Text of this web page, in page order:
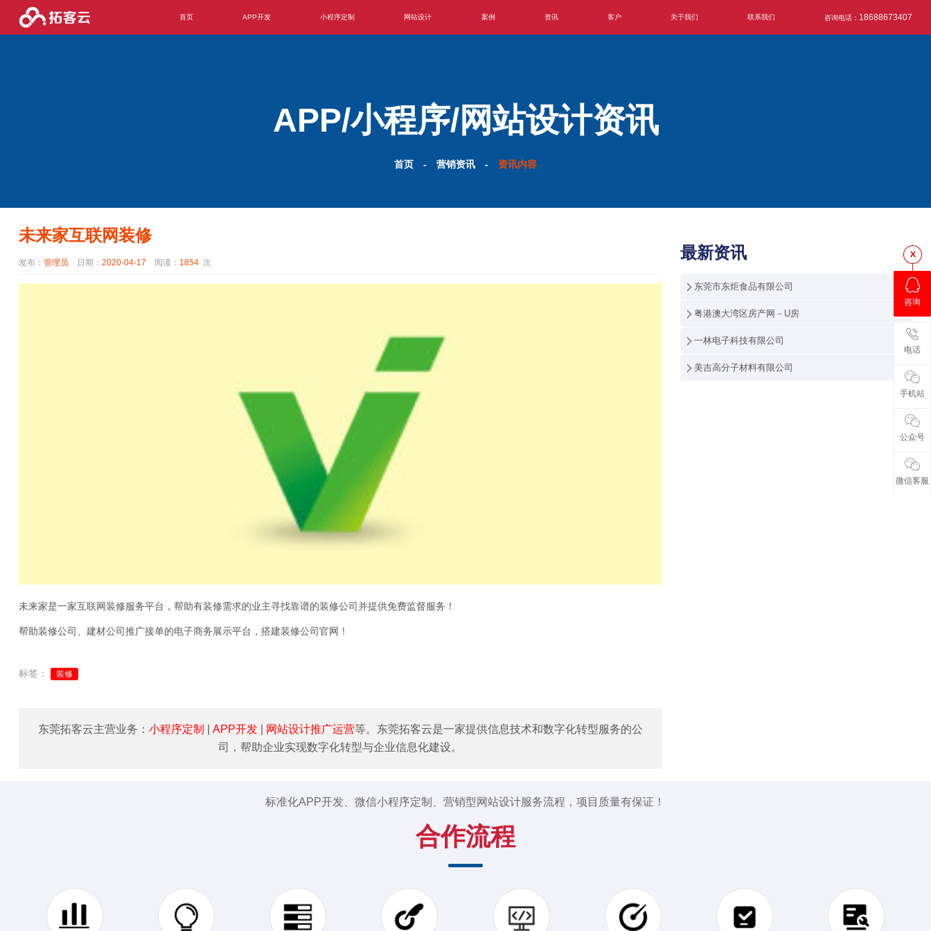
首页 APP开发 小程序定制 网站设计 案例 资讯 客户 关于我们 联系我们 咨询电话： 18688673407
APP/小程序/网站设计资讯
首页 - 营销资讯 - 资讯内容
未来家互联网装修
发布： 管理员 日期： 2020-04-17 阅读： 1854次
未来家是一家互联网装修服务平台，帮助有装修需求的业主寻找靠谱的装修公司并提供免费监督服务！
帮助装修公司、建材公司推广接单的电子商务展示平台，搭建装修公司官网！
标签： 装修
东莞拓客云主营业务： 小程序定制 APP开发| 网站设计推广运营等。东莞拓客云是一家提供信息技术和数字化转型服务的公
司，帮助企业实现数字化转型与企业信息化建设。
最新资讯
东莞市东炬食品有限公司
粤港澳大湾区房产网－U房
一林电子科技有限公司
美吉高分子材料有限公司
标准化APP开发、微信小程序定制、营销型网站设计服务流程，项目质量有保证！
合作流程
咨询
电话
手机站
公众号
微信客服